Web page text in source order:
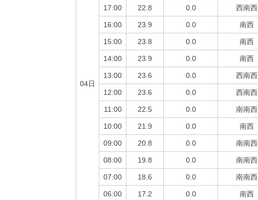
04日
17:00 22.8 0.0 西南西
16:00 23.9 0.0 南西
15:00 23.8 0.0 南西
14:00 23.9 0.0 南西
13:00 23.6 0.0 西南西
12:00 23.6 0.0 西南西
11:00 22.5 0.0 南南西
10:00 21.9 0.0 南西
09:00 20.8 0.0 南南西
08:00 19.8 0.0 南南西
07:00 18.6 0.0 南南西
06:00 17.2 0.0 南西